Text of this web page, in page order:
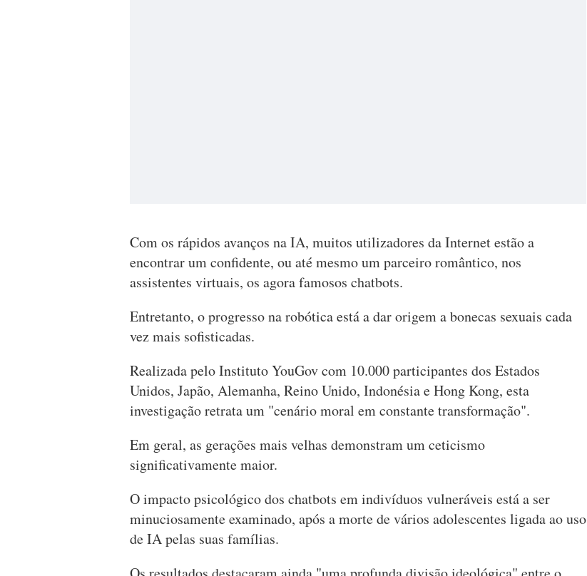
Com os rápidos avanços na IA, muitos utilizadores da Internet estão a
encontrar um confidente, ou até mesmo um parceiro romântico, nos
assistentes virtuais, os agora famosos chatbots.
Entretanto, o progresso na robótica está a dar origem a bonecas sexuais cada
vez mais sofisticadas.
Realizada pelo Instituto YouGov com 10.000 participantes dos Estados
Unidos, Japão, Alemanha, Reino Unido, Indonésia e Hong Kong, esta
investigação retrata um "cenário moral em constante transformação".
Em geral, as gerações mais velhas demonstram um ceticismo
significativamente maior.
O impacto psicológico dos chatbots em indivíduos vulneráveis está a ser
minuciosamente examinado, após a morte de vários adolescentes ligada ao uso
de IA pelas suas famílias.